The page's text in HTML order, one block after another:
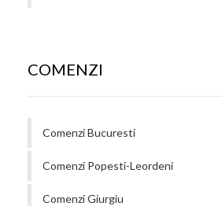
COMENZI
Comenzi Bucuresti
Comenzi Popesti-Leordeni
Comenzi Giurgiu